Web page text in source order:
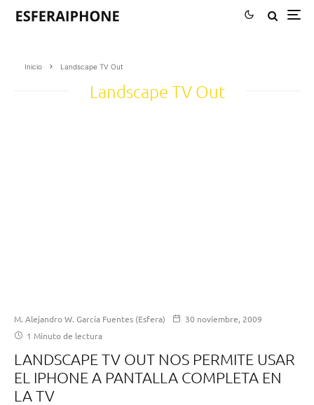
Inicio Landscape TV Out
Landscape TV Out
M. Alejandro W. García Fuentes (Esfera)
30 noviembre, 2009
1 Minuto de lectura
LANDSCAPE TV OUT NOS PERMITE USAR
EL IPHONE A PANTALLA COMPLETA EN
LA TV